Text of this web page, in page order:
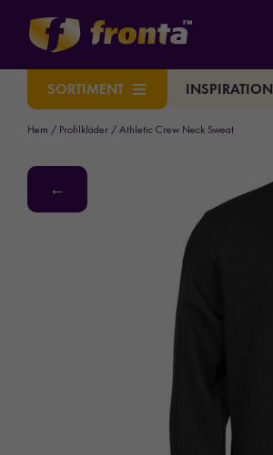
SORTIMENT INSPIRATION
Hem / Profilkläder / Athletic Crew Neck Sweat
←